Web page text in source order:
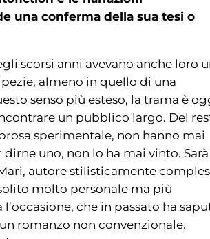
una conferma della sua tesi o
scorsi anni avevano anche loro
almeno in quello di una
senso più esteso, la trama è
un pubblico largo. Del
sperimentale, non hanno mai
uno, non lo ha mai vinto. Sarà
autore stilisticamente
molto personale ma più
che in passato ha
romanzo non convenzionale.